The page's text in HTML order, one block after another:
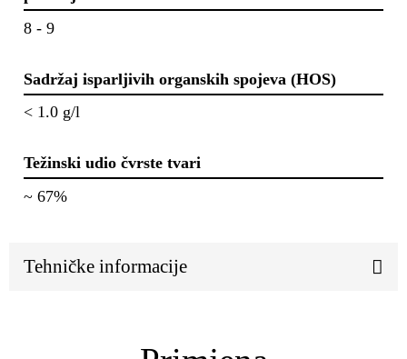
8 - 9
Sadržaj isparljivih organskih spojeva (HOS)
< 1.0 g/l
Težinski udio čvrste tvari
~ 67%
Tehničke informacije